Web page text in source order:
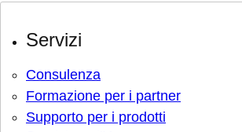
Servizi
Consulenza
Formazione per i partner
Supporto per i prodotti